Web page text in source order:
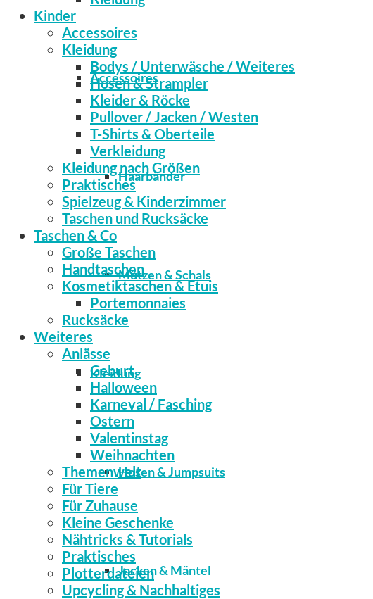
Accessoires
Haarbänder
Mützen & Schals
Kleidung
Hosen & Jumpsuits
Jacken & Mäntel
Kinder
Accessoires
Kleidung
Bodys / Unterwäsche / Weiteres
Hosen & Strampler
Kleider & Röcke
Pullover / Jacken / Westen
T-Shirts & Oberteile
Verkleidung
Kleidung nach Größen
Praktisches
Spielzeug & Kinderzimmer
Taschen und Rucksäcke
Taschen & Co
Große Taschen
Handtaschen
Kosmetiktaschen & Etuis
Portemonnaies
Rucksäcke
Weiteres
Anlässe
Geburt
Halloween
Karneval / Fasching
Ostern
Valentinstag
Weihnachten
Themenwelt
Für Tiere
Für Zuhause
Kleine Geschenke
Nähtricks & Tutorials
Praktisches
Plotterdateien
Upcycling & Nachhaltiges